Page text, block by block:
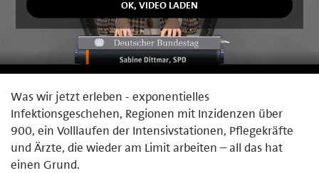
Was wir jetzt erleben - exponentielles
Infektionsgeschehen, Regionen mit Inzidenzen über
900, ein Volllaufen der Intensivstationen, Pflegekräfte
und Ärzte, die wieder am Limit arbeiten – all das hat
einen Grund.